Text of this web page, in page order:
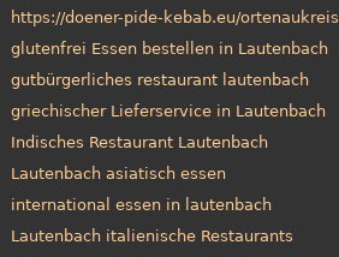
https://doener-pide-kebab.eu/ortenaukreis
glutenfrei Essen bestellen in Lautenbach
gutbürgerliches restaurant lautenbach
griechischer Lieferservice in Lautenbach
Indisches Restaurant Lautenbach
Lautenbach asiatisch essen
international essen in lautenbach
Lautenbach italienische Restaurants